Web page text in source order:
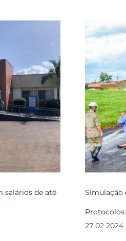
salários de até Simulação
27 02 2024